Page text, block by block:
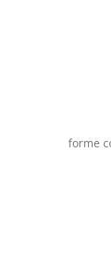
forme